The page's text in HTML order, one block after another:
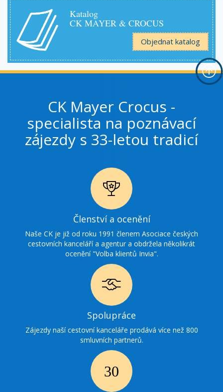
Katalog
CK MAYER & CROCUS
Objednat katalog
CK Mayer Crocus -
specialista na poznávací
zájezdy s 33-letou tradicí
Ikonka
ocenění
Členství a ocenění
Naše CK je již od roku 1991 členem Asociace českých
cestovních kanceláří a agentur a obdržela několikrát
ocenění "Volba klientů Invia".
Ikonka
spolupráce
Spolupráce
Zájezdy naší cestovní kanceláře prodává více než 800
smluvních partnerů.
30 Ikonka